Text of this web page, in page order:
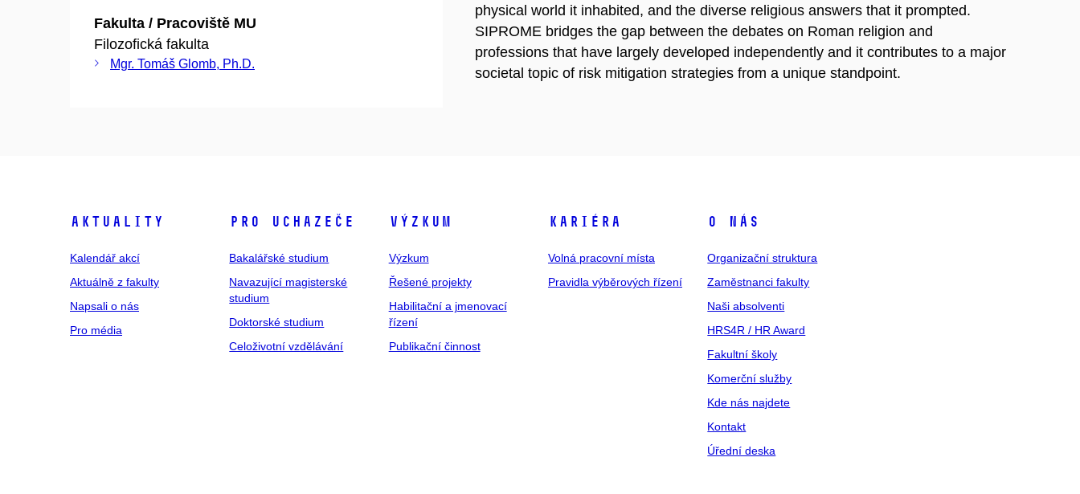
Fakulta / Pracoviště MU
Filozofická fakulta
Mgr. Tomáš Glomb, Ph.D.
physical world it inhabited, and the diverse religious answers that it prompted.
SIPROME bridges the gap between the debates on Roman religion and
professions that have largely developed independently and it contributes to a major
societal topic of risk mitigation strategies from a unique standpoint.
Aktuality
Kalendář akcí
Aktuálně z fakulty
Napsali o nás
Pro média
Pro uchazeče
Bakalářské studium
Navazující magisterské
studium
Doktorské studium
Celoživotní vzdělávání
Výzkum
Výzkum
Řešené projekty
Habilitační a jmenovací
řízení
Publikační činnost
Kariéra
Volná pracovní místa
Pravidla výběrových řízení
O nás
Organizační struktura
Zaměstnanci fakulty
Naši absolventi
HRS4R / HR Award
Fakultní školy
Komerční služby
Kde nás najdete
Kontakt
Úřední deska